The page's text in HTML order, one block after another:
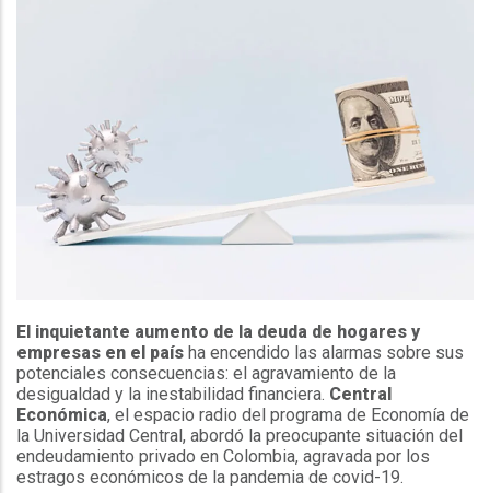
El inquietante aumento de la deuda de hogares y
empresas en el país ha encendido las alarmas sobre sus
potenciales consecuencias: el agravamiento de la
desigualdad y la inestabilidad financiera. Central
Económica, el espacio radio del programa de Economía de
la Universidad Central, abordó la preocupante situación del
endeudamiento privado en Colombia, agravada por los
estragos económicos de la pandemia de covid-19.